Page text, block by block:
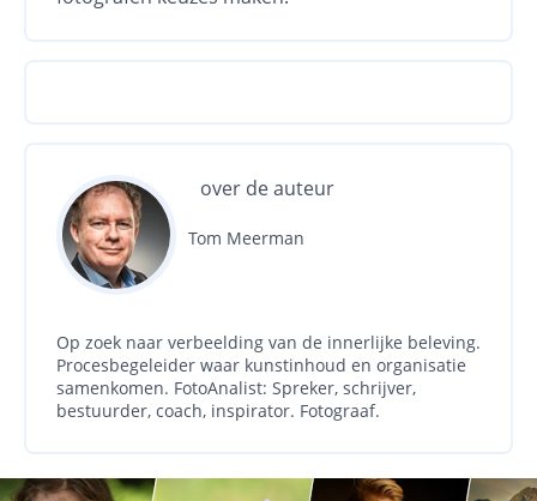
over de auteur
Tom Meerman
Op zoek naar verbeelding van de innerlijke beleving.
Procesbegeleider waar kunstinhoud en organisatie
samenkomen. FotoAnalist: Spreker, schrijver,
bestuurder, coach, inspirator. Fotograaf.